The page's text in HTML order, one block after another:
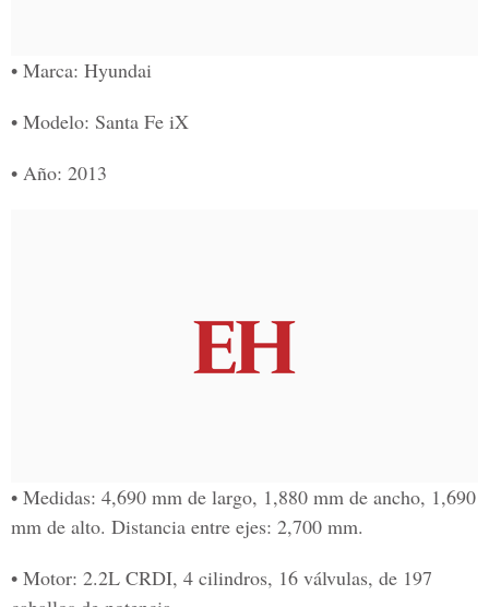
• Marca: Hyundai
• Modelo: Santa Fe iX
• Año: 2013
• Medidas: 4,690 mm de largo, 1,880 mm de ancho, 1,690
mm de alto. Distancia entre ejes: 2,700 mm.
• Motor: 2.2L CRDI, 4 cilindros, 16 válvulas, de 197